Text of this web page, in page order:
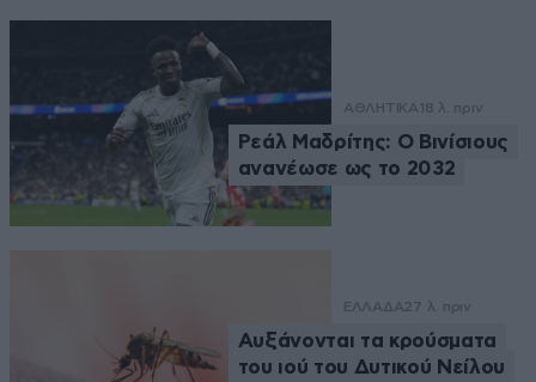
ΑΘΛΗΤΙΚΑ 18 λ. πριν
Ρεάλ Μαδρίτης: Ο Βινίσιους
ανανέωσε ως το 2032
ΕΛΛΑΔΑ27 λ. πριν
Αυξάνονται τα κρούσματα
του ιού του Δυτικού Νείλου